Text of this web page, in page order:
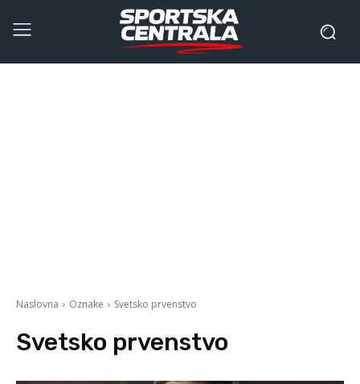
Naslovna Oznake Svetsko prvenstvo
Svetsko prvenstvo